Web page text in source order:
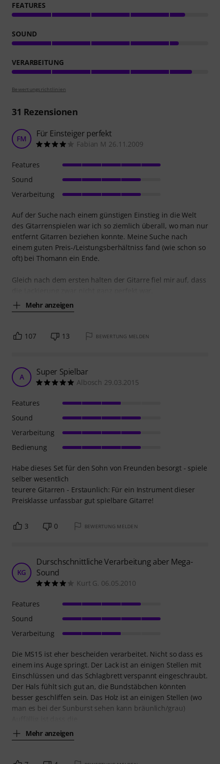
FEATURES
SOUND
VERARBEITUNG
Bewertungsrichtlinien
31 Rezensionen
FM Für Einsteiger perfekt
Fabian M 26.11.2009
Auf der Suche nach einem günstigen Einstieg in die Welt
des Gitarrenspielen war ich so ziemlich überall, wo man nur
entfernt Gitarren beziehen konnte. Meine Suche nach
einem guten Preis-/Leistungsberhältniss fand (wie schon so
oft) bei Thomann ein Ende.
Gleich nach dem ersten halten der Gitarre fiel mir auf, dass
Mehr anzeigen
Features
Sound
Verarbeitung
107 13 BEWERTUNG MELDEN
A Super Spielbar
Albosch 29.03.2015
Habe dieses Set für den Sohn von Freunden besorgt - spiele
selber wesentlich
teurere Gitarren - Erstaunlich: Für ein Instrument dieser
Preisklasse unfassbar gut spielbare Gitarre!
Features
Sound
Verarbeitung
Bedienung
3 0 BEWERTUNG MELDEN
KG
Durschschnittliche Verarbeitung aber Mega-
Sound
Kurt G. 06.05.2010
Die MS15 ist eher bescheiden verarbeitet. Nicht so dass es
einem ins Auge springt. Der Lack ist an einigen Stellen mit
Einschlüssen und das Schlagbrett verspannt eingeschraubt.
Der Hals fühlt sich gut an, die Bundstäbchen könnten
besser geschliffen sein. Das Holz ist an einigen Stellen (wo
man es bei der Sunburst sehen kann bräunlich/grau)
Mehr anzeigen
Features
Sound
Verarbeitung